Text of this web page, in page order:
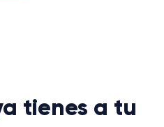
tienes a tu